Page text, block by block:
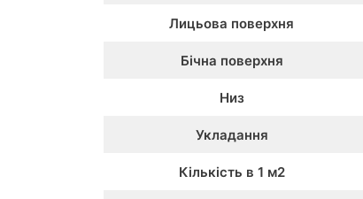
Лицьова поверхня
Бічна поверхня
Низ
Укладання
Кількість в 1 м2